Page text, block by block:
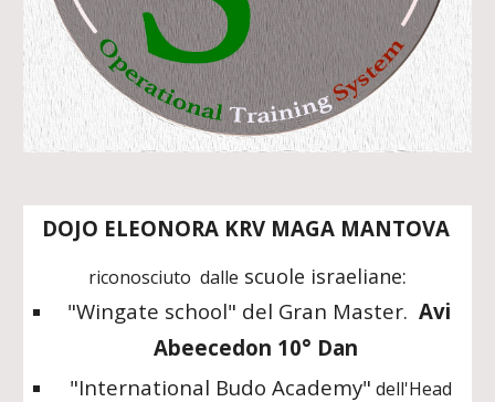
DOJO ELEONORA KRV MAGA MANTOVA
riconosciuto dalle scuole israeliane:
"Wingate school" del Gran Master. Avi
Abeecedon 10° Dan
"International Budo Academy" dell'Head